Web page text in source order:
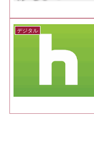
デジタル